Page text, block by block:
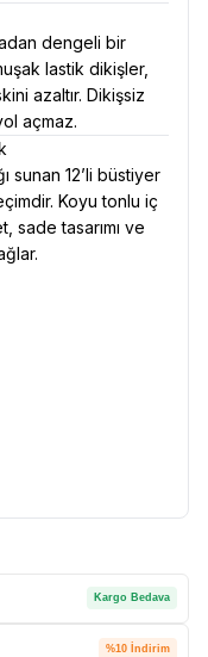
dengeli bir
lastik dikişler,
azaltır. Dikişsiz
açmaz.
sunan 12’li büstiyer
Koyu tonlu iç
sade tasarımı ve
Kargo Bedava
%10 İndirim